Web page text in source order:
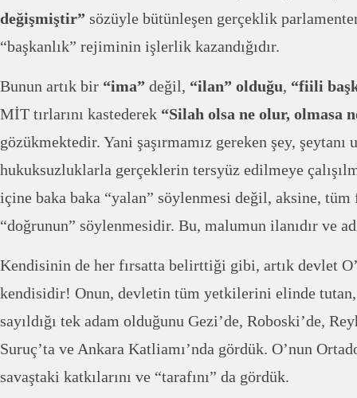
değişmiştir” sözüyle bütünleşen gerçeklik
“başkanlık” rejiminin işlerlik kazandığıdır.
Bunun artık bir “ima” değil, “ilan” olduğu, “fiili
MİT tırlarını kastederek “Silah olsa ne olur, olmasa
gözükmektedir. Yani şaşırmamız gereken şey, şeytanı
hukuksuzluklarla gerçeklerin tersyüz edilmeye
içine baka baka “yalan” söylenmesi değil, aksine,
“doğrunun” söylenmesidir. Bu, malumun ilanıdır ve
Kendisinin de her fırsatta belirttiği gibi, artık devlet
kendisidir! Onun, devletin tüm yetkilerini elinde tutan,
sayıldığı tek adam olduğunu Gezi’de, Roboski’de,
Suruç’ta ve Ankara Katliamı’nda gördük. O’nun
savaştaki katkılarını ve “tarafını” da gördük.